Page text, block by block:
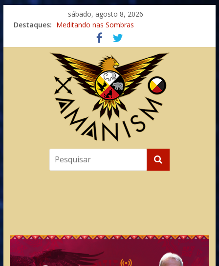
sábado, agosto 8, 2026
Destaques: Meditando nas Sombras
Autosuficiência: A Jornada do Espírito Ancestral
Xamanismo Universal
Totens – Caminho Espiritual – Crescimento
Imaginação na Cura